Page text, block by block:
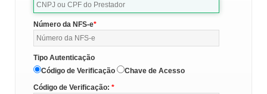
Número da NFS-e
Tipo Autenticação
Código de Verificação
Chave de Acesso
Código de Verificação: